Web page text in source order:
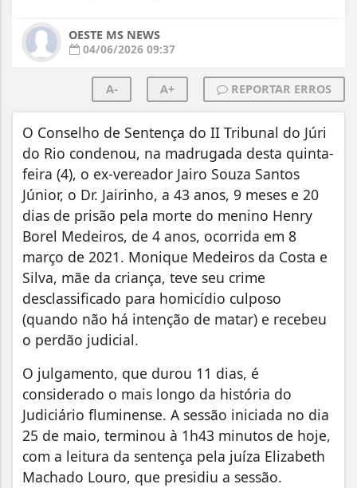
OESTE MS NEWS
04/06/2026 09:37
A- A+ REPORTAR ERROS
O Conselho de Sentença do II Tribunal do Júri
do Rio condenou, na madrugada desta quinta-
feira (4), o ex-vereador Jairo Souza Santos
Júnior, o Dr. Jairinho, a 43 anos, 9 meses e 20
dias de prisão pela morte do menino Henry
Borel Medeiros, de 4 anos, ocorrida em 8
março de 2021. Monique Medeiros da Costa e
Silva, mãe da criança, teve seu crime
desclassificado para homicídio culposo
(quando não há intenção de matar) e recebeu
o perdão judicial.
O julgamento, que durou 11 dias, é
considerado o mais longo da história do
Judiciário fluminense. A sessão iniciada no dia
25 de maio, terminou à 1h43 minutos de hoje,
com a leitura da sentença pela juíza Elizabeth
Machado Louro, que presidiu a sessão.